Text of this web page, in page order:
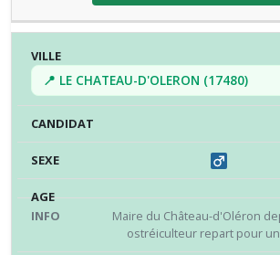
📍 LE CHATEAU-D'OLERON (17480)
Maire du Château-d'Oléron
ostréiculteur repart pour